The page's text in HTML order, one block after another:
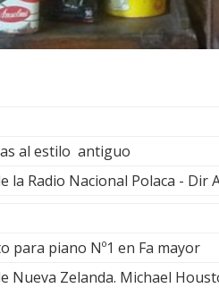
al estilo antiguo
la Radio Nacional Polaca - Dir
para piano Nº1 en Fa mayor
Nueva Zelanda. Michael